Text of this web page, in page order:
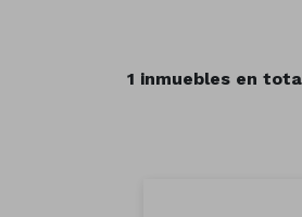
1 inmuebles en